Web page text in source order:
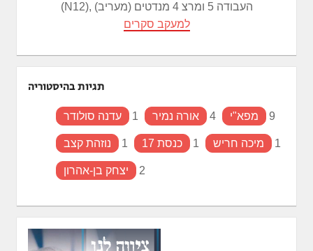
(N12), העבודה 5 ומרצ 4 מנדטים (מעריב)
למעקב סקרים
תגיות בהיסטוריה
עדנה סולודר 1 אורה נמיר 4 מפא"י 9
נוזהת קצב 1 כנסת 17 1 מיכה חריש 1
יצחק בן-אהרון 2